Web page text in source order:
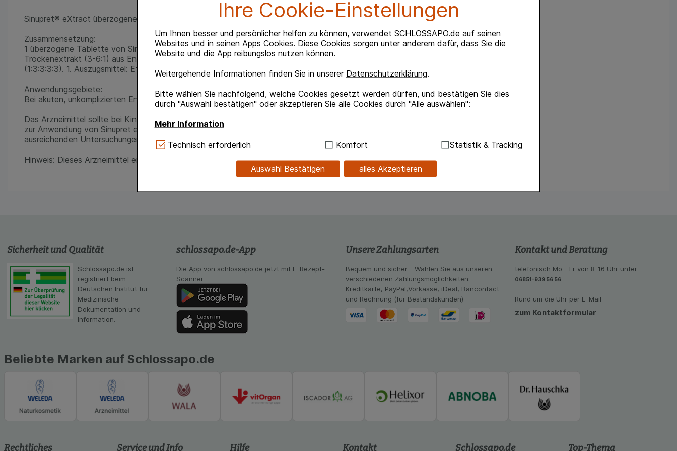
Ihre Cookie-Einstellungen
Um Ihnen besser und persönlicher helfen zu können, verwendet SCHLOSSAPO.de auf seinen
Websites und in seinen Apps Cookies. Diese Cookies sorgen unter anderem dafür, dass Sie die
Website und die App reibungslos nutzen können.
Weitergehende Informationen finden Sie in unserer Datenschutzerklärung.
Bitte wählen Sie nachfolgend, welche Cookies gesetzt werden dürfen, und bestätigen Sie dies
durch "Auswahl bestätigen" oder akzeptieren Sie alle Cookies durch "Alle auswählen":
Mehr Information
Technisch Notwendig:Hierbei handelt es sich um Cookies, die für die Grundfunktionen unserer
verzichtet werden kann.
gestalten, beispielsweise für die Wiedererkennung des Besuchers oder unsere Seite an bevorzugte
unserer Website sammeln, mit deren Hilfe wir unsere Website weiter für Sie optimieren können, den
Inhalt auf unserer Website aber auch die Werbung auf Drittseiten möglichst relevant für Sie zu
gestalten. Bitte beachten Sie, dass Daten hierfür teilweise an Dritte wie z.B. Google oder soziale
Medien übertragen werden.
Technisch erforderlich Komfort Statistik & Tracking
Auswahl Bestätigen alles Akzeptieren
Sinupret® eXtract überzogene Tabletten
Zusammensetzung:
1 überzogene Tablette von Sinupret extract enthält als arzneilich wirksame Bestandteile: 160,00 mg
Trockenextrakt (3-6:1) aus Enzianwurzel; Schlüsselblumenblüten; Ampferkraut; Holunderblüten; Eisenkraut
(1:3:3:3:3). 1. Auszugsmittel: Ethanol 51% (m/m).
Anwendungsgebiete:
Bei akuten, unkomplizierten Entzündungen der Nasennebenhöhlen (akute, unkomplizierte Rhinosinusitis).
Das Arzneimittel sollte bei Kindern und Jugendlichen unter 18 Jahren nicht angewendet werden. Es liegen
zur Anwendung von Sinupret extract bei Kindern und Jugendlichen unter 18 Jahren bislang keine
ausreichenden Untersuchungen vor.
Hinweis: Dieses Arzneimittel enthält die Zucker Glucose und Sucrose.
Sicherheit und Qualität
Schlossapo.de ist
registriert beim
Deutschen Institut für
Medizinische
Dokumentation und
Information.
schlossapo.de-App
Die App von schlossapo.de jetzt mit E-Rezept-
Scanner
Unsere Zahlungsarten
Bequem und sicher - Wählen Sie aus unseren
verschiedenen Zahlungsmöglichkeiten:
Kreditkarte, PayPal,Vorkasse, iDeal, Bancontact
und Rechnung (für Bestandskunden)
Kontakt und Beratung
telefonisch Mo - Fr von 8-16 Uhr unter
06851-939 56 56
Rund um die Uhr per E-Mail
zum Kontaktformular
Beliebte Marken auf Schlossapo.de
Rechtliches Service und Info Hilfe Kontakt Schlossapo.de Top-Thema